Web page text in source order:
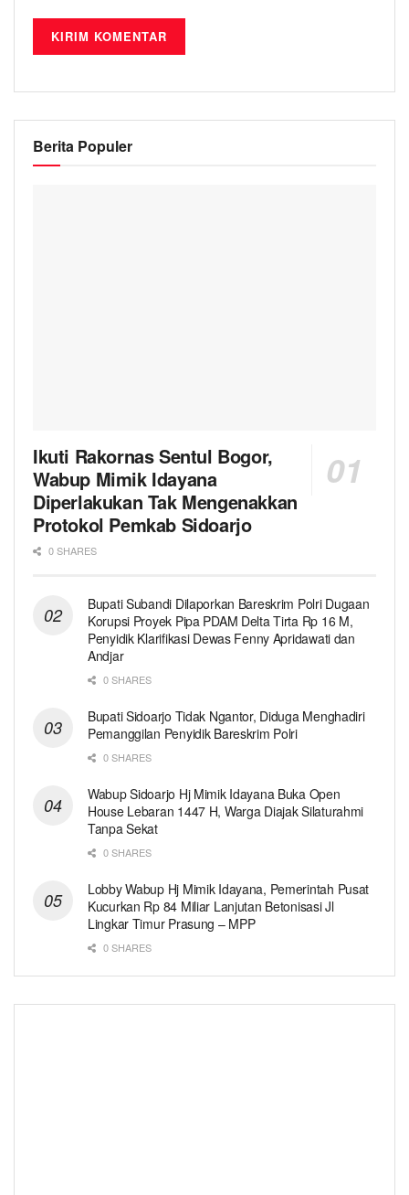
Berita Populer
Ikuti Rakornas Sentul Bogor,
Wabup Mimik Idayana
Diperlakukan Tak Mengenakkan
Protokol Pemkab Sidoarjo
0 SHARES
Bupati Subandi Dilaporkan Bareskrim Polri Dugaan
Korupsi Proyek Pipa PDAM Delta Tirta Rp 16 M,
Penyidik Klarifikasi Dewas Fenny Apridawati dan
Andjar
0 SHARES
Bupati Sidoarjo Tidak Ngantor, Diduga Menghadiri
Pemanggilan Penyidik Bareskrim Polri
0 SHARES
Wabup Sidoarjo Hj Mimik Idayana Buka Open
House Lebaran 1447 H, Warga Diajak Silaturahmi
Tanpa Sekat
0 SHARES
Lobby Wabup Hj Mimik Idayana, Pemerintah Pusat
Kucurkan Rp 84 Miliar Lanjutan Betonisasi Jl
Lingkar Timur Prasung – MPP
0 SHARES